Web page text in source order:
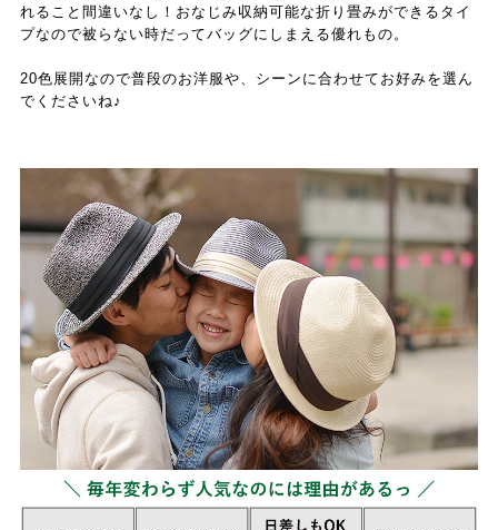
れること間違いなし！おなじみ収納可能な折り畳みができるタイ
プなので被らない時だってバッグにしまえる優れもの。
20色展開なので普段のお洋服や、シーンに合わせてお好みを選ん
でくださいね♪